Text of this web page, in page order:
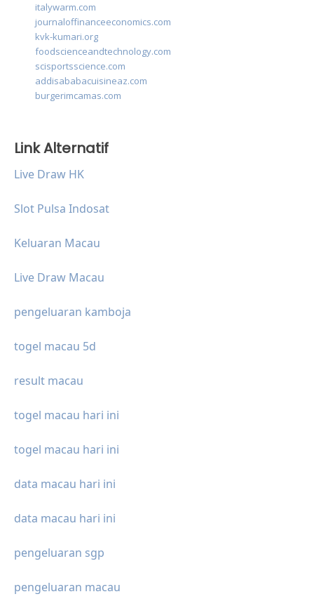
italywarm.com
journaloffinanceeconomics.com
kvk-kumari.org
foodscienceandtechnology.com
scisportsscience.com
addisababacuisineaz.com
burgerimcamas.com
Link Alternatif
Live Draw HK
Slot Pulsa Indosat
Keluaran Macau
Live Draw Macau
pengeluaran kamboja
togel macau 5d
result macau
togel macau hari ini
togel macau hari ini
data macau hari ini
data macau hari ini
pengeluaran sgp
pengeluaran macau